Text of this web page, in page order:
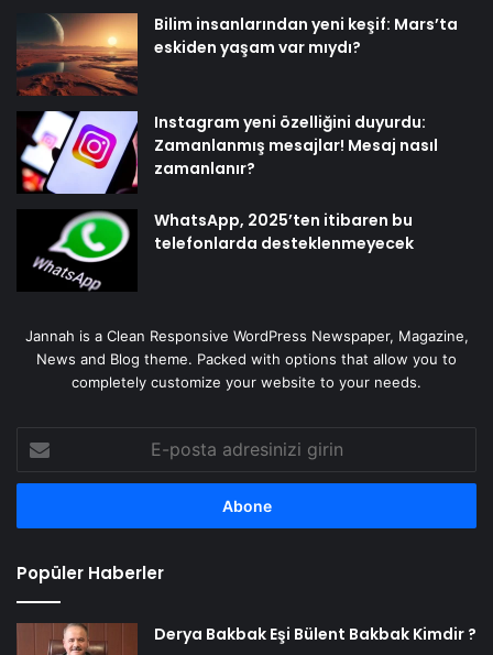
Bilim insanlarından yeni keşif: Mars’ta
eskiden yaşam var mıydı?
Instagram yeni özelliğini duyurdu:
Zamanlanmış mesajlar! Mesaj nasıl
zamanlanır?
WhatsApp, 2025’ten itibaren bu
telefonlarda desteklenmeyecek
Jannah is a Clean Responsive WordPress Newspaper, Magazine,
News and Blog theme. Packed with options that allow you to
completely customize your website to your needs.
posta
adresinizi
Popüler Haberler
Derya Bakbak Eşi Bülent Bakbak Kimdir ?